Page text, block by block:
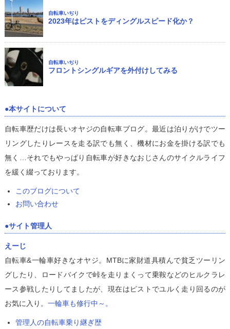
自転車いぢり
2023年はピストをディングルスピード化か？
自転車いぢり
フロントシングルギアを外付けしてみる
本サイトについて
自転車歴だけは長いオヤジの自転車ブログ。最近は泊りがけでツー
リングしたりレースを走る訳でも無く、機材にお金を掛ける訳でも
無く…それでもやっぱり自転車が好きなおじさんのサイクルライフ
を緩く綴っております。
このブログについて
お問い合わせ
サイト管理人
えーじ
自転車&一輪車好きなオヤジ。MTBに家財道具積んで貧乏ツーリン
グしたり、ロードバイクで峠を走りまくって乗鞍などのヒルクラレ
ース参戦したりしてましたが、現在はピストでユルく走り回るのが
お気に入り。 一輪車も修行中～。
管理人の自転車乗り継ぎ歴